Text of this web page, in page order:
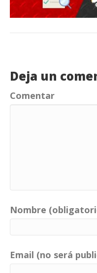
Deja un
Comentar
Nombre
Email (no será